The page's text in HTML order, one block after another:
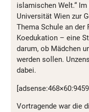
islamischen Welt.“
Universität Wien zur
Thema Schule an der
Koedukation – eine
darum, ob Mädchen
werden sollen.
dabei.
Vortragende war die